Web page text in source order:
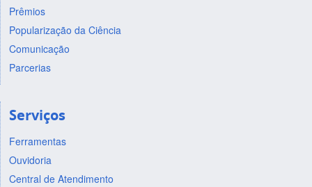
Prêmios
Popularização da Ciência
Comunicação
Parcerias
Serviços
Ferramentas
Ouvidoria
Central de Atendimento